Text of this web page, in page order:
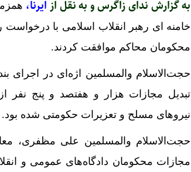
به گزارش ندای زاگرس و به نقل از ایرنا،
خامنه ای رهبر انقلاب اسلامی با
محکومان محاکم موافقت کردند.
تبدیل مجازات هزار و هفتصد و پنج نفر
نیروهای مسلح و تعزیرات حکومتی شده بود.
حجت‌الاسلام والمسلمین علی مظفری،
مجازات محکومان دادگاه‌های عمومی و